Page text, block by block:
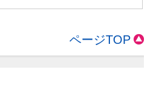
ページTOP